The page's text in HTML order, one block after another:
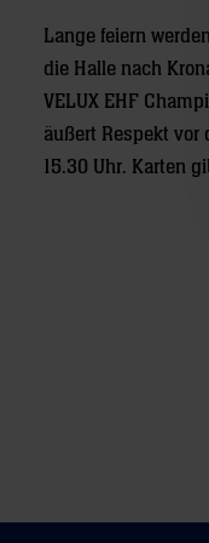
Lange feiern
die Halle nach
VELUX EHF
äußert Respekt
15.30 Uhr. Karten